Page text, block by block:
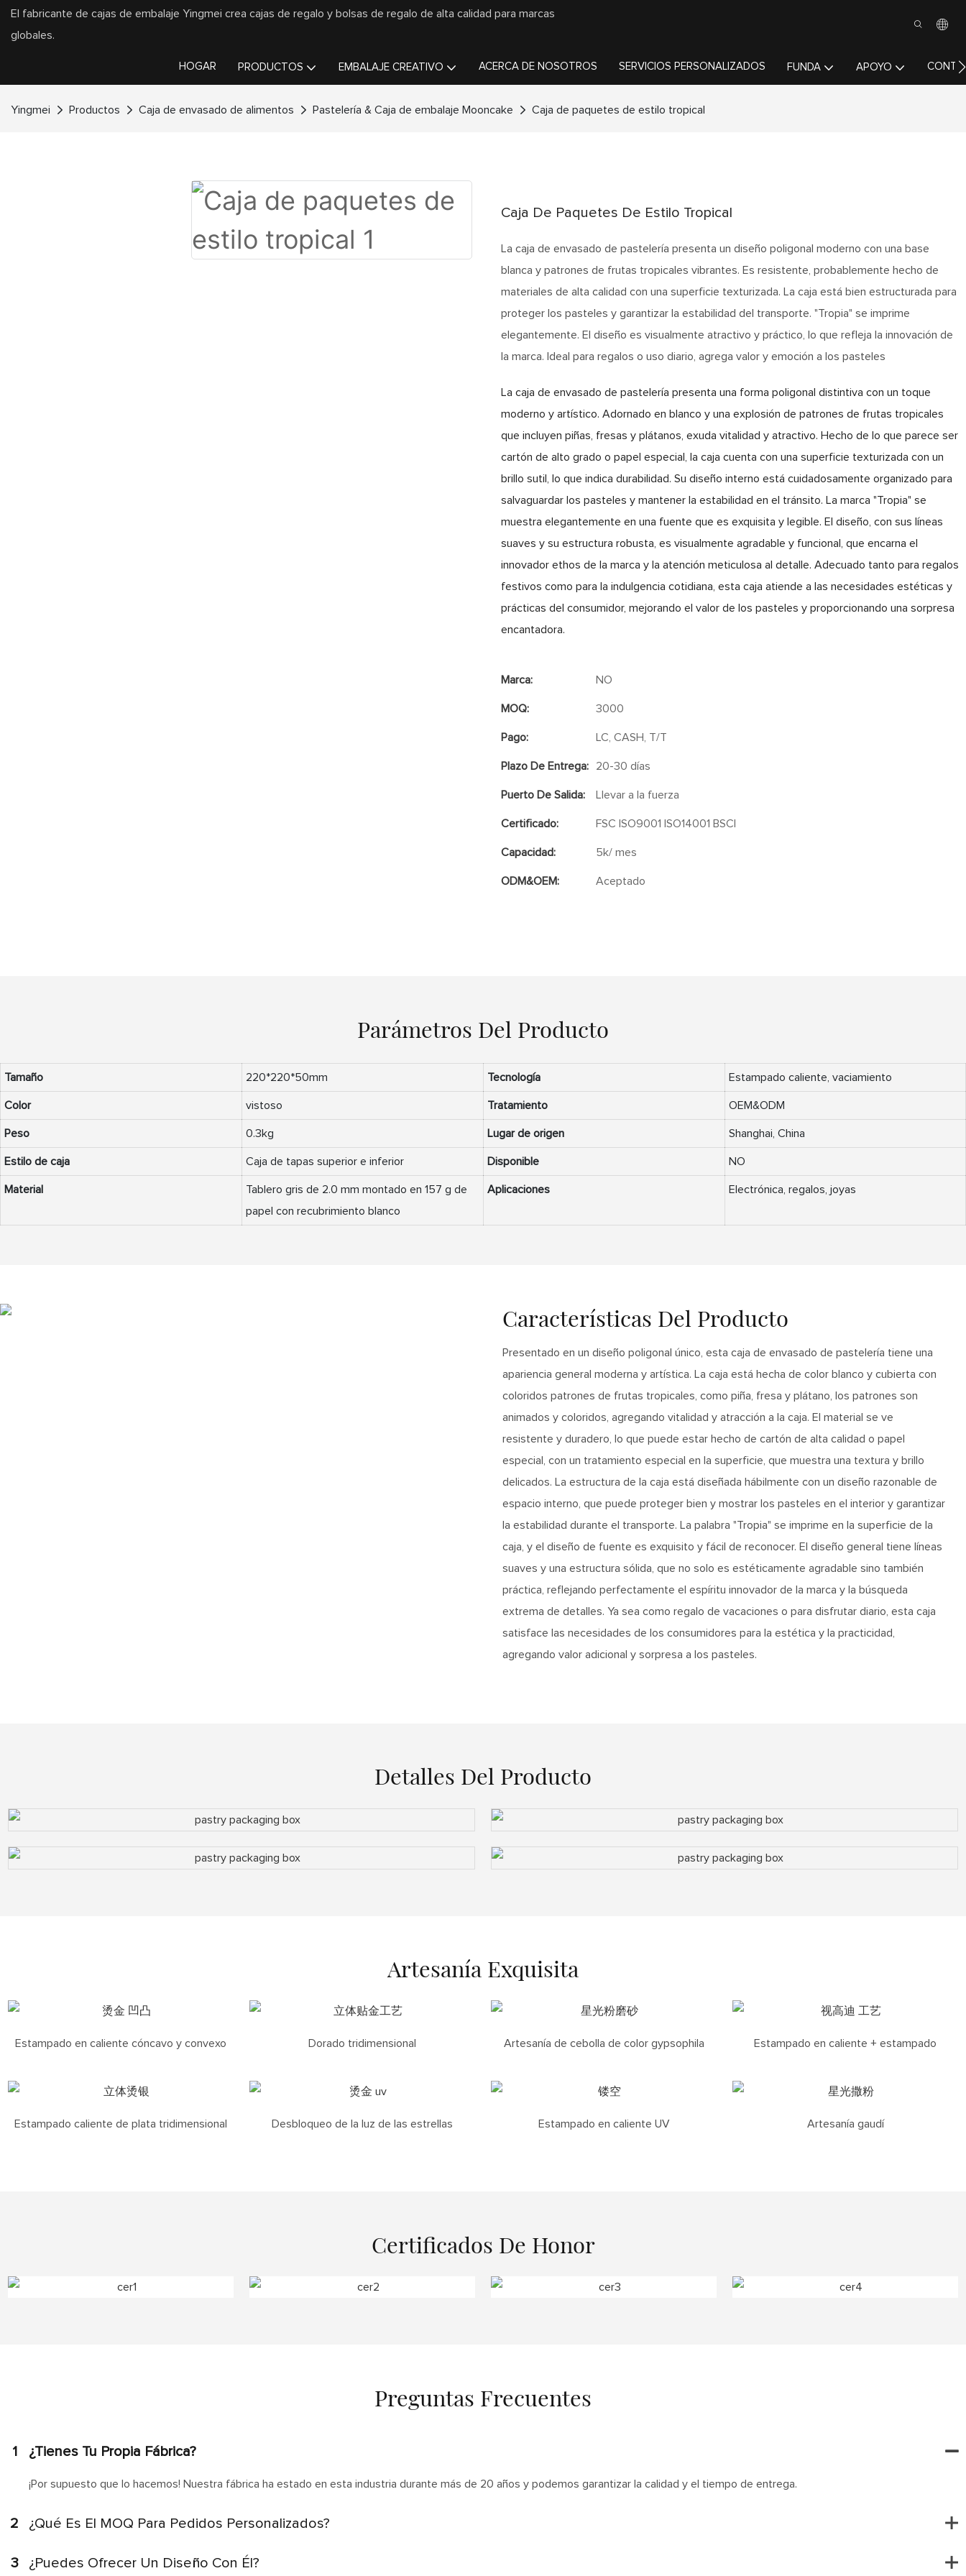
El fabricante de cajas de embalaje Yingmei crea cajas de regalo y bolsas de regalo de alta calidad para marcas
globales.
HOGAR PRODUCTOS EMBALAJE CREATIVO ACERCA DE NOSOTROS SERVICIOS PERSONALIZADOS FUNDA APOYO
Yingmei Productos Caja de envasado de alimentos Pastelería & Caja de embalaje Mooncake Caja de paquetes de estilo tropical
Caja De Paquetes De Estilo Tropical
La caja de envasado de pastelería presenta un diseño poligonal moderno con una base
blanca y patrones de frutas tropicales vibrantes. Es resistente, probablemente hecho de
materiales de alta calidad con una superficie texturizada. La caja está bien estructurada para
proteger los pasteles y garantizar la estabilidad del transporte. "Tropia" se imprime
elegantemente. El diseño es visualmente atractivo y práctico, lo que refleja la innovación de
la marca. Ideal para regalos o uso diario, agrega valor y emoción a los pasteles
La caja de envasado de pastelería presenta una forma poligonal distintiva con un toque
moderno y artístico. Adornado en blanco y una explosión de patrones de frutas tropicales
que incluyen piñas, fresas y plátanos, exuda vitalidad y atractivo. Hecho de lo que parece ser
cartón de alto grado o papel especial, la caja cuenta con una superficie texturizada con un
brillo sutil, lo que indica durabilidad. Su diseño interno está cuidadosamente organizado para
salvaguardar los pasteles y mantener la estabilidad en el tránsito. La marca "Tropia" se
muestra elegantemente en una fuente que es exquisita y legible. El diseño, con sus líneas
suaves y su estructura robusta, es visualmente agradable y funcional, que encarna el
innovador ethos de la marca y la atención meticulosa al detalle. Adecuado tanto para regalos
festivos como para la indulgencia cotidiana, esta caja atiende a las necesidades estéticas y
prácticas del consumidor, mejorando el valor de los pasteles y proporcionando una sorpresa
encantadora.
Marca: NO
MOQ: 3000
Pago: LC, CASH, T/T
Plazo De Entrega: 20-30 días
Puerto De Salida: Llevar a la fuerza
Certificado: FSC ISO9001 ISO14001 BSCI
Capacidad: 5k/ mes
ODM&OEM: Aceptado
Parámetros Del Producto
Tamaño 220*220*50mm Tecnología Estampado caliente, vaciamiento
Color vistoso Tratamiento OEM&ODM
Peso 0.3kg Lugar de origen Shanghai, China
Estilo de caja Caja de tapas superior e inferior Disponible NO
Material
Tablero gris de 2.0 mm montado en 157 g de
papel con recubrimiento blanco
Aplicaciones Electrónica, regalos, joyas
Características Del Producto
Presentado en un diseño poligonal único, esta caja de envasado de pastelería tiene una
apariencia general moderna y artística. La caja está hecha de color blanco y cubierta con
coloridos patrones de frutas tropicales, como piña, fresa y plátano, los patrones son
animados y coloridos, agregando vitalidad y atracción a la caja. El material se ve
resistente y duradero, lo que puede estar hecho de cartón de alta calidad o papel
especial, con un tratamiento especial en la superficie, que muestra una textura y brillo
delicados. La estructura de la caja está diseñada hábilmente con un diseño razonable de
espacio interno, que puede proteger bien y mostrar los pasteles en el interior y garantizar
la estabilidad durante el transporte. La palabra "Tropia" se imprime en la superficie de la
caja, y el diseño de fuente es exquisito y fácil de reconocer. El diseño general tiene líneas
suaves y una estructura sólida, que no solo es estéticamente agradable sino también
práctica, reflejando perfectamente el espíritu innovador de la marca y la búsqueda
extrema de detalles. Ya sea como regalo de vacaciones o para disfrutar diario, esta caja
satisface las necesidades de los consumidores para la estética y la practicidad,
agregando valor adicional y sorpresa a los pasteles.
Detalles Del Producto
Artesanía Exquisita
Estampado en caliente cóncavo y convexo Dorado tridimensional Artesanía de cebolla de color gypsophila Estampado en caliente + estampado
Estampado caliente de plata tridimensional Desbloqueo de la luz de las estrellas Estampado en caliente UV Artesanía gaudí
Certificados De Honor
Preguntas Frecuentes
1 ¿Tienes Tu Propia Fábrica?
¡Por supuesto que lo hacemos! Nuestra fábrica ha estado en esta industria durante más de 20 años y podemos garantizar la calidad y el tiempo de entrega.
2 ¿Qué Es El MOQ Para Pedidos Personalizados?
3 ¿Puedes Ofrecer Un Diseño Con Él?